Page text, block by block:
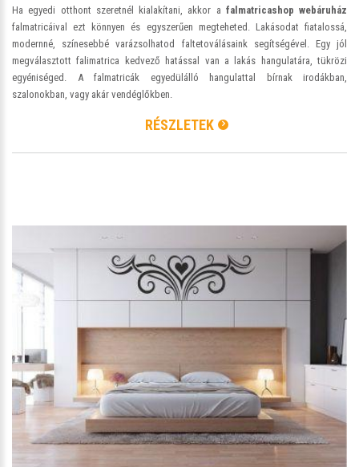
Ha egyedi otthont szeretnél kialakítani, akkor a falmatricashop webáruház
falmatricáival ezt könnyen és egyszerűen megteheted. Lakásodat fiatalossá,
modernné, színesebbé varázsolhatod faltetoválásaink segítségével. Egy jól
megválasztott falimatrica kedvező hatással van a lakás hangulatára, tükrözi
egyéniséged. A falmatricák egyedülálló hangulattal bírnak irodákban,
szalonokban, vagy akár vendéglőkben.
RÉSZLETEK